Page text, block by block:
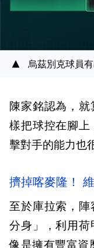
烏茲別克球員
陳家銘認為，
樣把球控在腳
擊對手的能力也
擠掉喀麥隆！
至於庫拉索，
分身」，利用荷
像是擁有豐富資